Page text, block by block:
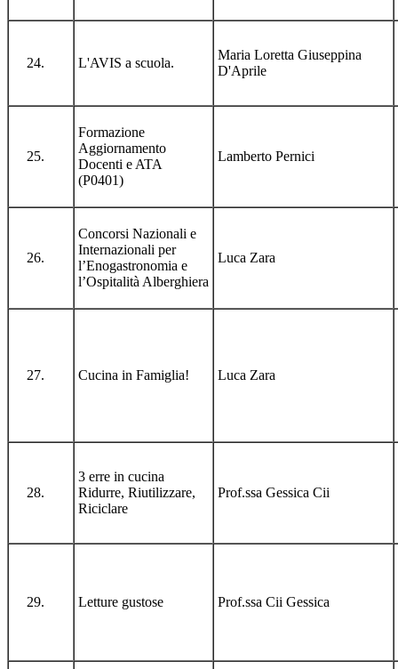
L'AVIS a scuola.
Maria Loretta Giuseppina
D'Aprile
Formazione
Aggiornamento
Docenti e ATA
(P0401)
Lamberto Pernici
Concorsi Nazionali e
Internazionali per
l’Enogastronomia e
l’Ospitalità Alberghiera
Luca Zara
Cucina in Famiglia! Luca Zara
3 erre in cucina
Ridurre, Riutilizzare,
Riciclare
Prof.ssa Gessica Cii
Letture gustose Prof.ssa Cii Gessica